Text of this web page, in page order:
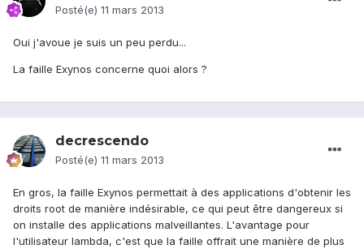
Posté(e) 11 mars 2013
Oui j'avoue je suis un peu perdu...
La faille Exynos concerne quoi alors ?
decrescendo
Posté(e) 11 mars 2013
En gros, la faille Exynos permettait à des applications d'obtenir les
droits root de manière indésirable, ce qui peut être dangereux si
on installe des applications malveillantes. L'avantage pour
l'utilisateur lambda, c'est que la faille offrait une manière de plus